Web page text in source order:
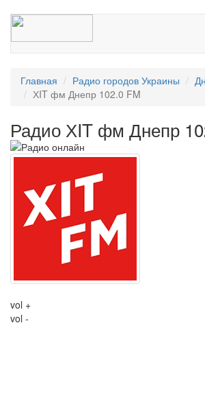
Главная Радио городов Украины
ХIT фм Днепр 102.0 FM
Радио ХIT фм Днепр
vol +
vol -